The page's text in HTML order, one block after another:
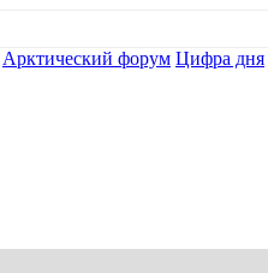
Арктический форум Цифра дня